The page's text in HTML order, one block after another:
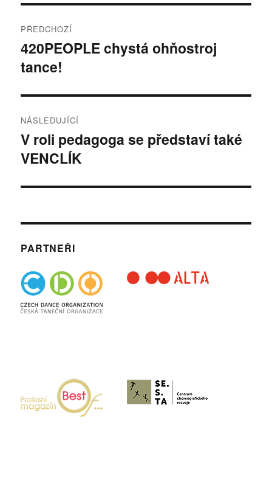
pro
příspěvek
PŘEDCHOZÍ
Předchozí
příspěvek:
420PEOPLE chystá ohňostroj
tance!
NÁSLEDUJÍCÍ
Následující
příspěvek:
V roli pedagoga se představí také
VENCLÍK
PARTNEŘI